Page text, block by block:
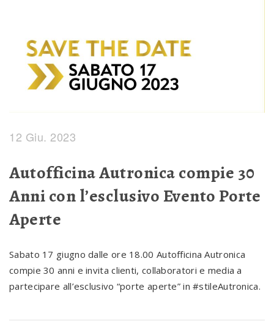
12 Giu. 2023
Autofficina Autronica compie 30
Anni con l’esclusivo Evento Porte
Aperte
Sabato 17 giugno dalle ore 18.00 Autofficina Autronica
compie 30 anni e invita clienti, collaboratori e media a
partecipare all’esclusivo “porte aperte” in #stileAutronica.